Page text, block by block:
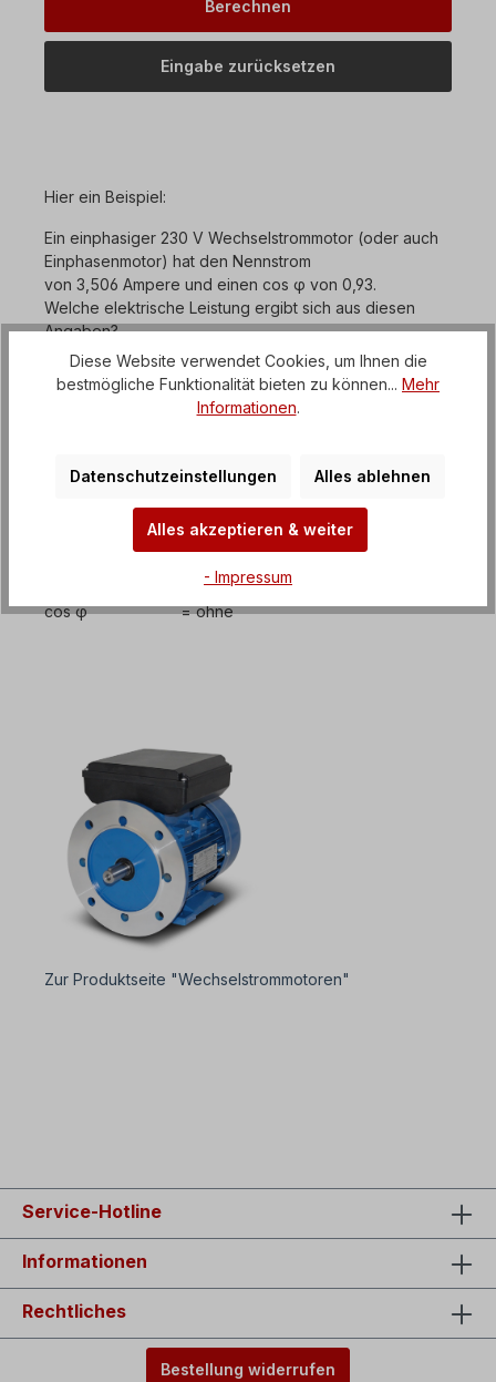
Hier ein Beispiel:
Ein einphasiger 230 V Wechselstrommotor (oder auch
Einphasenmotor) hat den Nennstrom
von 3,506 Ampere und einen cos φ von 0,93.
Welche elektrische Leistung ergibt sich aus diesen
Angaben?
P = U x I x cos φ
P = 230 V x 3,506 A x 0,93
Wirkleistung P = Kilowatt [kW]
Strom I = Ampere [A]
cos φ = ohne
Zur Produktseite "Wechselstrommotoren"
Service-Hotline
Informationen
Rechtliches
Bestellung widerrufen
Diese Website verwendet Cookies, um Ihnen die
bestmögliche Funktionalität bieten zu können... Mehr
Informationen.
Datenschutzeinstellungen Alles ablehnen
Alles akzeptieren & weiter
- Impressum